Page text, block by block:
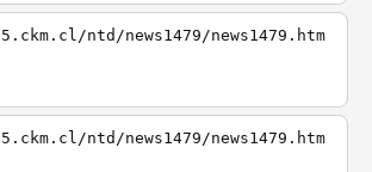
ntd/news1479/news1479.htm
ntd/news1479/news1479.htm